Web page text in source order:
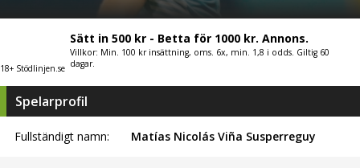
18+ Stödlinjen.se
Sätt in 500 kr - Betta för 1000 kr. Annons.
Villkor: Min. 100 kr insättning, oms. 6x, min. 1,8 i odds. Giltig 60
dagar.
Spelarprofil
Fullständigt namn: Matías Nicolás Viña Susperreguy